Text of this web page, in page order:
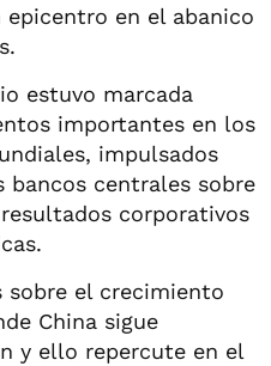
en el abanico
estuvo marcada
importantes en los
impulsados
bancos centrales sobre
corporativos
sobre el crecimiento
China sigue
y ello repercute en el